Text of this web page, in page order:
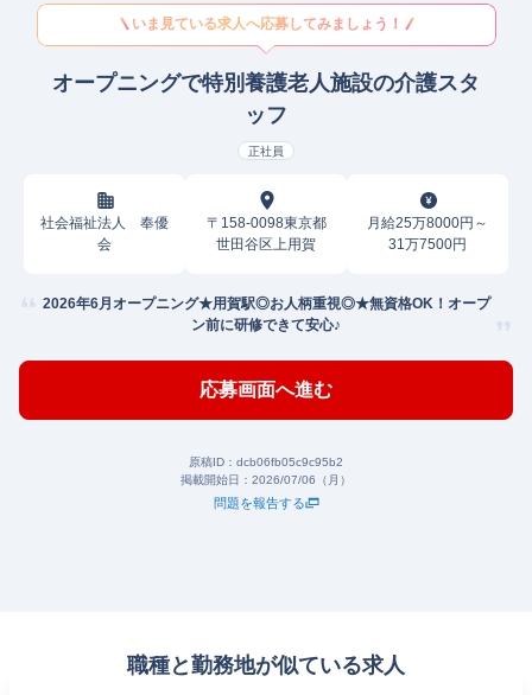
いま見ている求人へ応募してみましょう！
オープニングで特別養護老人施設の介護スタ
ッフ
正社員
社会福祉法人 奉優
会
〒158-0098東京都
世田谷区上用賀
月給25万8000円～
31万7500円
2026年6月オープニング★用賀駅◎お人柄重視◎★無資格OK！オープ
ン前に研修できて安心♪
応募画面へ進む
原稿ID： dcb06fb05c9c95b2
掲載開始日： 2026/07/06（月）
問題を報告する
職種と勤務地が似ている求人